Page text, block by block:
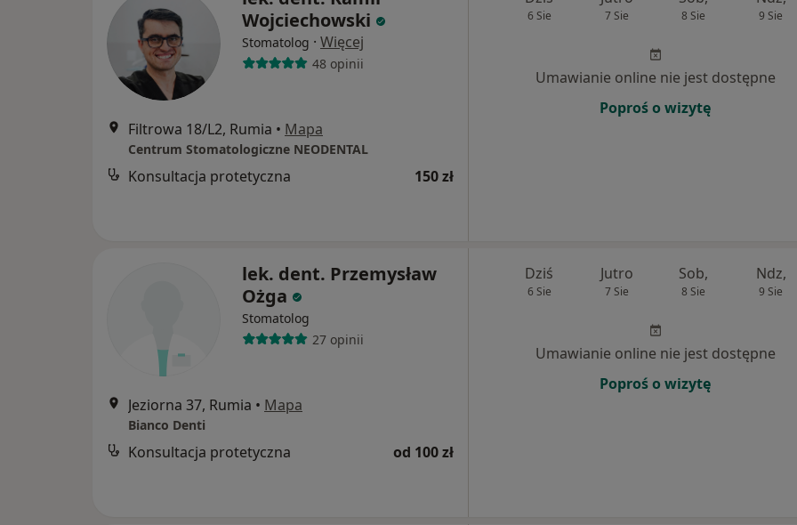
Wojciechowski
Stomatolog · Więcej
48 opinii
Filtrowa 18/L2, Rumia • Mapa
Centrum Stomatologiczne NEODENTAL
Konsultacja protetyczna 150 zł
6 Sie 7 Sie 8 Sie 9 Sie
Umawianie online nie jest dostępne
Poproś o wizytę
lek. dent. Przemysław
Ożga
Stomatolog
27 opinii
Jeziorna 37, Rumia • Mapa
Bianco Denti
Konsultacja protetyczna od 100 zł
Dziś
6 Sie
Jutro
7 Sie
Sob,
8 Sie
Ndz,
9 Sie
Umawianie online nie jest dostępne
Poproś o wizytę